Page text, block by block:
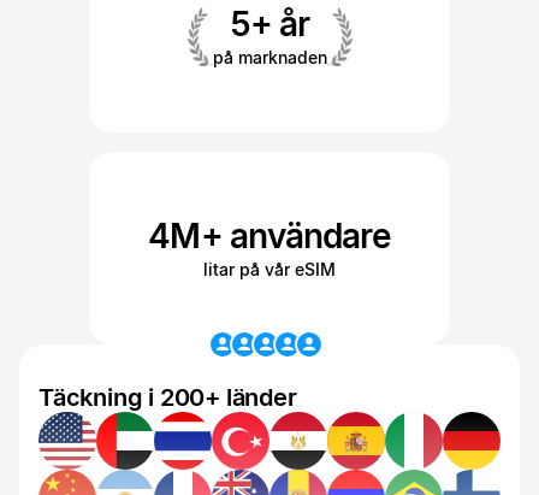
5+ år
på marknaden
4M+ användare
litar på vår eSIM
Täckning i 200+ länder